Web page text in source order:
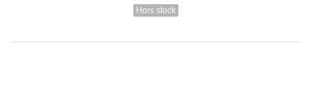
Hors stock